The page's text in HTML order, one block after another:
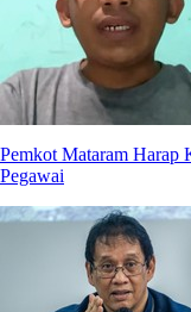
Pemkot Mataram Harap
Pegawai